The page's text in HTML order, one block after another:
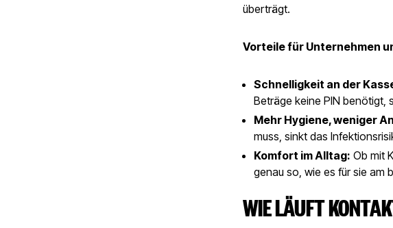
überträgt.
Vorteile für Unternehmen
Schnelligkeit an der
Beträge keine PIN benötigt,
Mehr Hygiene, weniger
muss, sinkt das
Komfort im Alltag: Ob mit
genau so, wie es für sie am
WIE LÄUFT